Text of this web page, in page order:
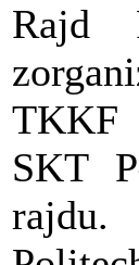
Rajd
TKKF
SKT